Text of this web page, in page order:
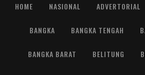
HOME NASIONAL ADVERTORIAL
BANGKA BANGKA TENGAH
BANGKA BARAT BELITUNG